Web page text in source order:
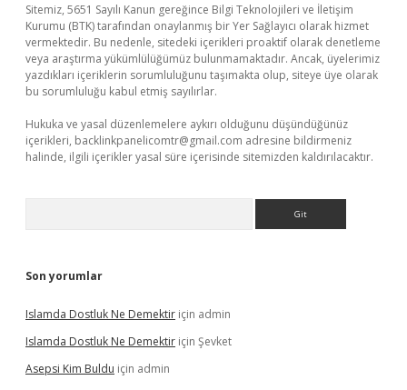
Sitemiz, 5651 Sayılı Kanun gereğince Bilgi Teknolojileri ve İletişim
Kurumu (BTK) tarafından onaylanmış bir Yer Sağlayıcı olarak hizmet
vermektedir. Bu nedenle, sitedeki içerikleri proaktif olarak denetleme
veya araştırma yükümlülüğümüz bulunmamaktadır. Ancak, üyelerimiz
yazdıkları içeriklerin sorumluluğunu taşımakta olup, siteye üye olarak
bu sorumluluğu kabul etmiş sayılırlar.
Hukuka ve yasal düzenlemelere aykırı olduğunu düşündüğünüz
içerikleri, backlinkpanelicomtr@gmail.com adresine bildirmeniz
halinde, ilgili içerikler yasal süre içerisinde sitemizden kaldırılacaktır.
Son yorumlar
Islamda Dostluk Ne Demektir için admin
Islamda Dostluk Ne Demektir için Şevket
Asepsi Kim Buldu için admin